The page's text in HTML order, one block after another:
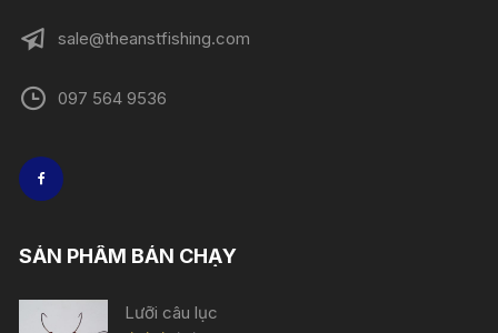
sale@theanstfishing.com
097 564 9536
SẢN PHẨM BÁN CHẠY
Lưỡi câu lục